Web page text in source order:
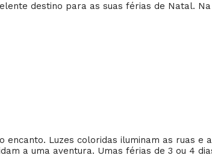
destino para as suas férias de Natal.
Luzes coloridas iluminam as ruas e
a uma aventura. Umas férias de 3 ou 4